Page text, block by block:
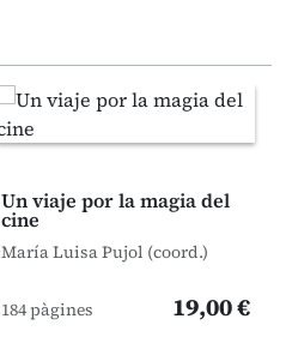
Un viaje por la magia del
cine
María Luisa Pujol (coord.)
184 pàgines 19,00 €